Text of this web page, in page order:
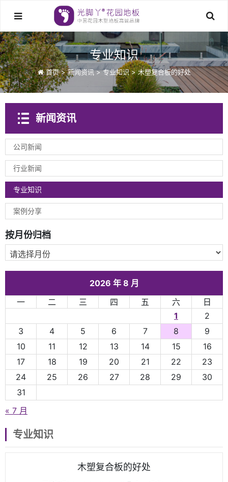
专业知识
首页 >新闻资讯 >专业知识 >木塑复合板的好处
新闻资讯
公司新闻
行业新闻
专业知识
案例分享
按月份归档
2026 年 8 月
一
二 三 四 五 六
日
1
2
3
4 5 6 7 8
9
10
11 12 13 14 15
16
17
18 19 20 21 22
23
24
25 26 27 28 29
30
31
« 7 月
专业知识
木塑复合板的好处